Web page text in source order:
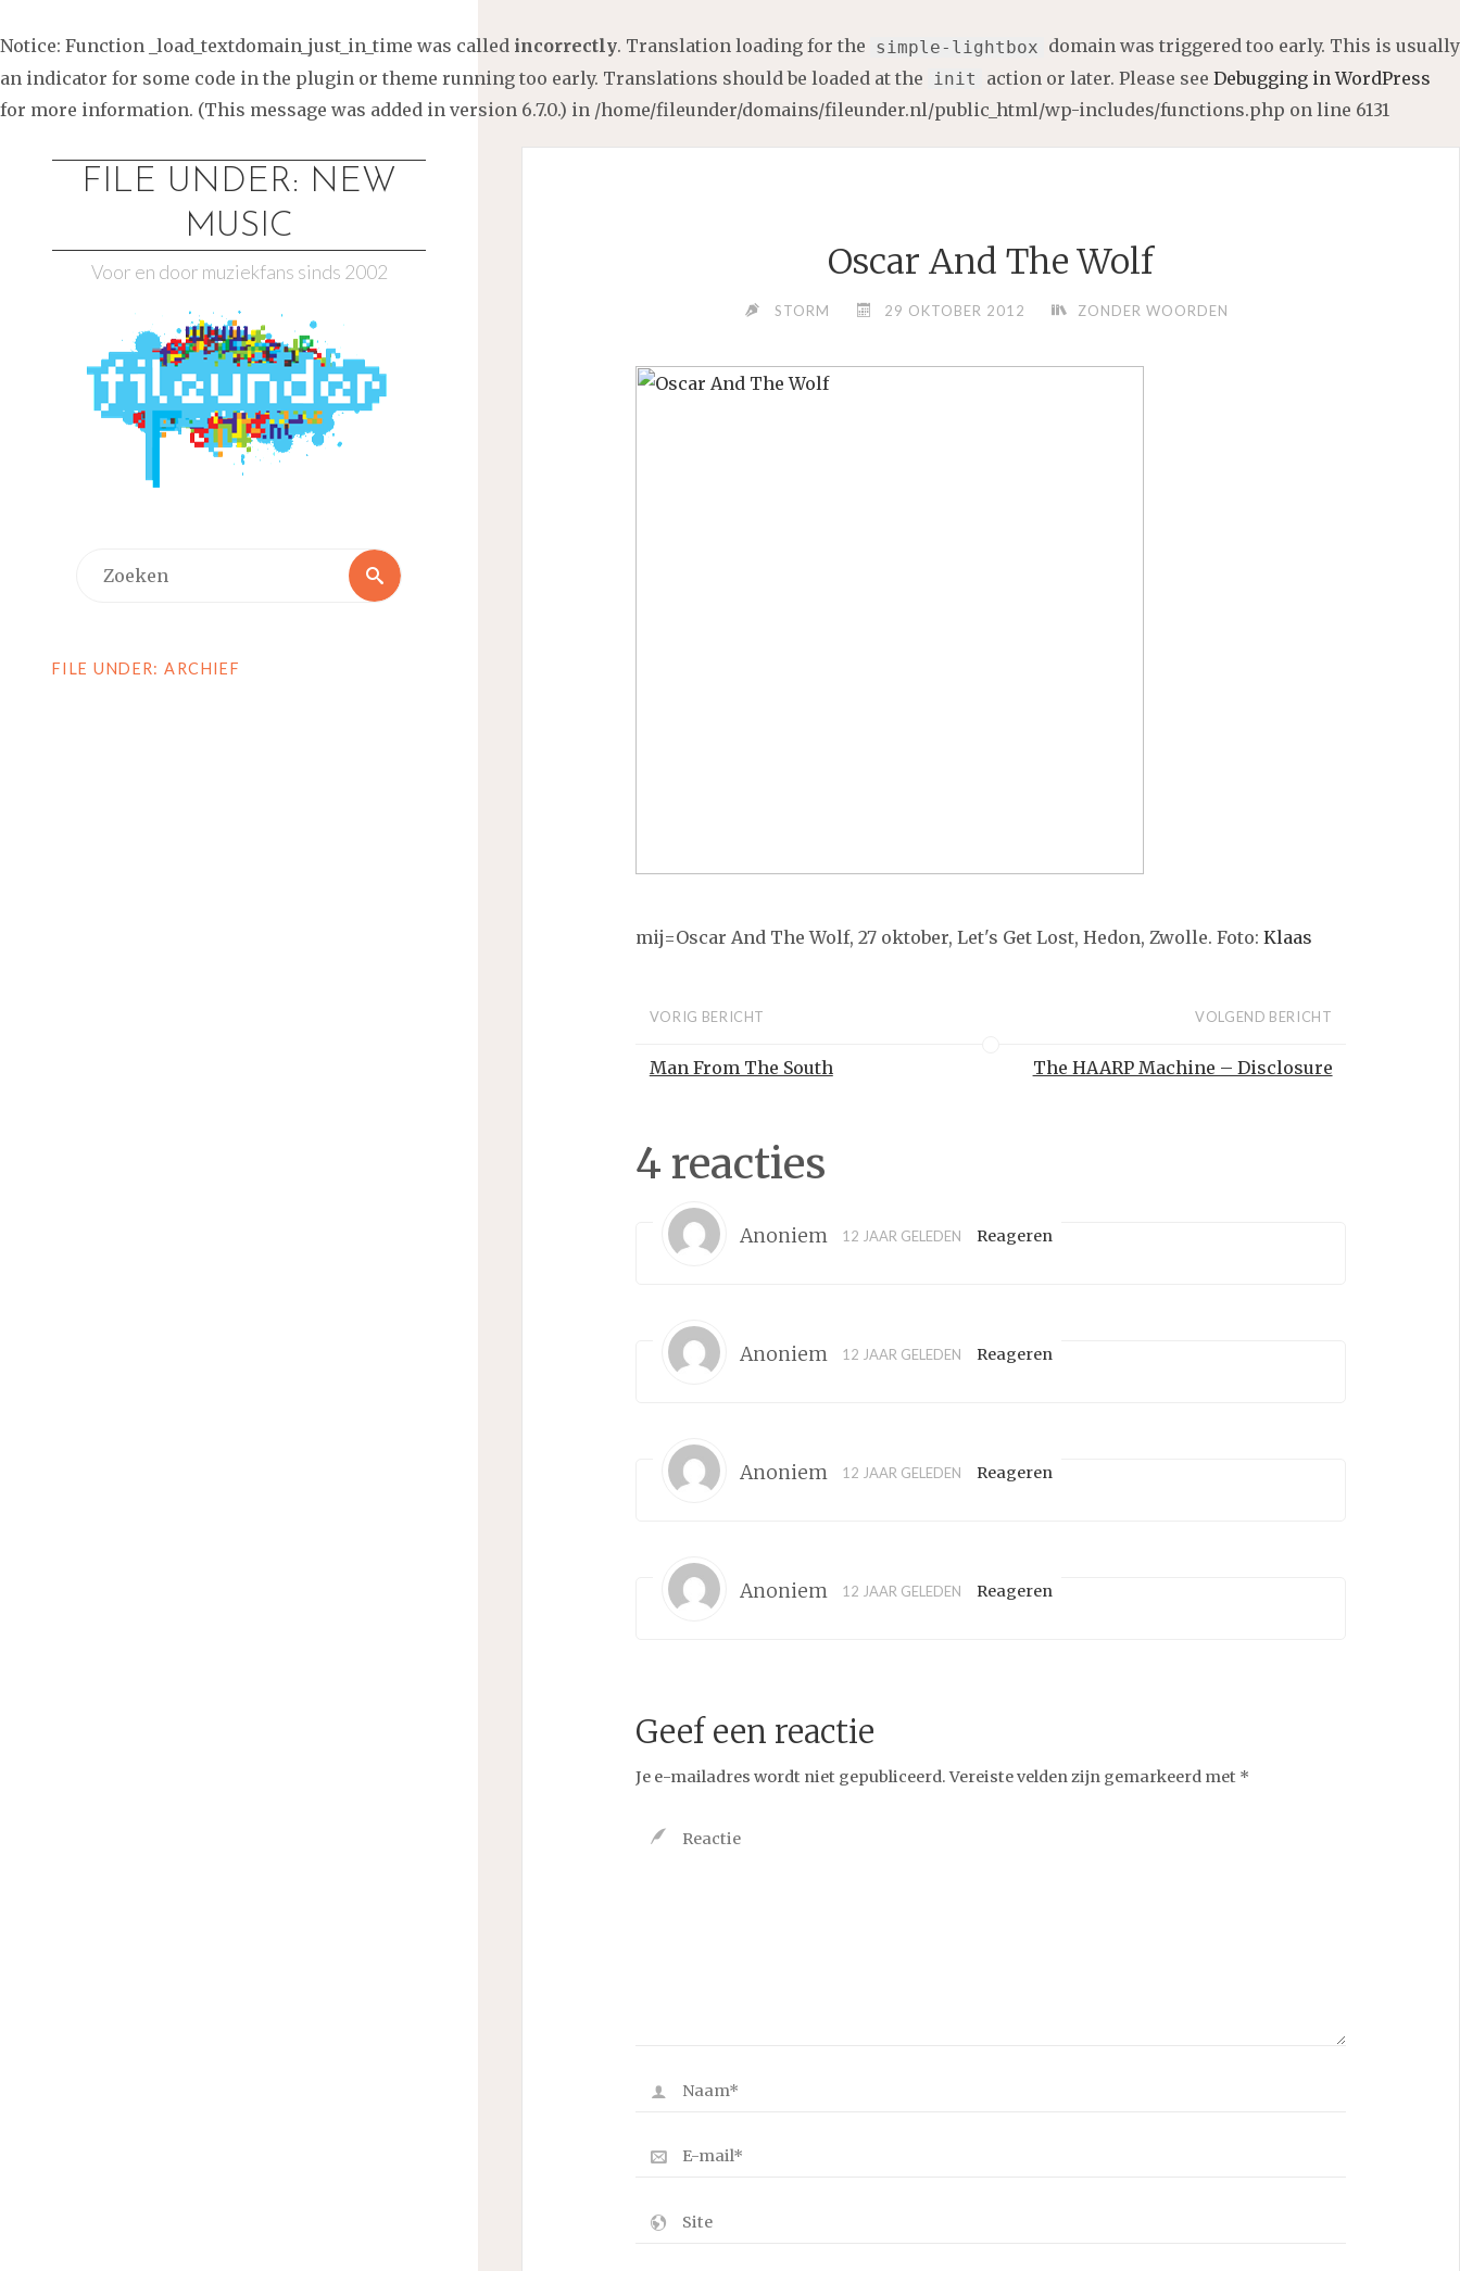
Notice: Function _load_textdomain_just_in_time was called incorrectly. Translation loading for the simple-lightbox domain was triggered too early. This is usually
an indicator for some code in the plugin or theme running too early. Translations should be loaded at the init action or later. Please see Debugging in WordPress
for more information. (This message was added in version 6.7.0.) in /home/fileunder/domains/fileunder.nl/public_html/wp-includes/functions.php on line 6131
FILE UNDER: NEW
MUSIC
Voor en door muziekfans sinds 2002
Zoeken
FILE UNDER: ARCHIEF
Oscar And The Wolf
STORM 29 OKTOBER 2012 ZONDER WOORDEN
mij=Oscar And The Wolf, 27 oktober, Let's Get Lost, Hedon, Zwolle. Foto: Klaas
VORIG BERICHT
Man From The South
VOLGEND BERICHT
The HAARP Machine – Disclosure
4 reacties
Anoniem 12 JAAR GELEDEN Reageren
Anoniem 12 JAAR GELEDEN Reageren
Anoniem 12 JAAR GELEDEN Reageren
Anoniem 12 JAAR GELEDEN Reageren
Geef een reactie
Je e-mailadres wordt niet gepubliceerd. Vereiste velden zijn gemarkeerd met *